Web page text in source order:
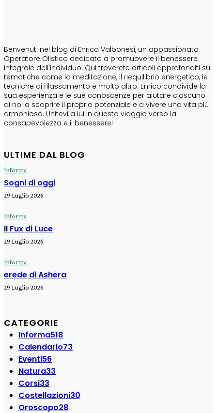
Benvenuti nel blog di Enrico Valbonesi, un appassionato
Operatore Olistico dedicato a promuovere il benessere
integrale dell'individuo. Qui troverete articoli approfonditi su
tematiche come la meditazione, il riequilibrio energetico, le
tecniche di rilassamento e molto altro. Enrico condivide la
sua esperienza e le sue conoscenze per aiutare ciascuno
di noi a scoprire il proprio potenziale e a vivere una vita più
armoniosa. Unitevi a lui in questo viaggio verso la
consapevolezza e il benessere!
ULTIME DAL BLOG
Informa
Sogni di oggi
29 Luglio 2026
Informa
Il Fux di Luce
29 Luglio 2026
Informa
erede di Ashera
29 Luglio 2026
CATEGORIE
Informa518
Calendario73
Eventi56
Natura33
Corsi33
Costellazioni30
Oroscopo28